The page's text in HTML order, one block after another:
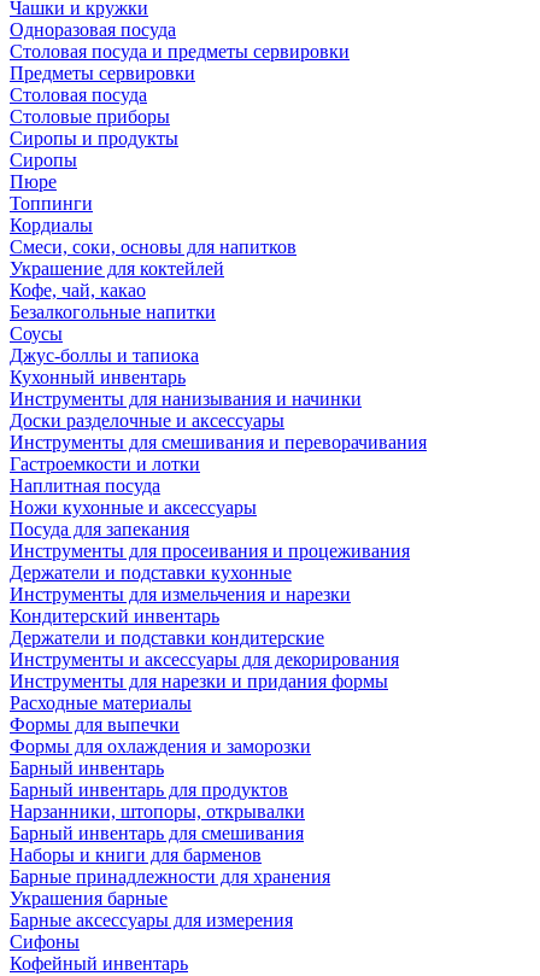
Чашки и кружки
Одноразовая посуда
Столовая посуда и предметы сервировки
Предметы сервировки
Столовая посуда
Столовые приборы
Сиропы и продукты
Сиропы
Пюре
Топпинги
Кордиалы
Смеси, соки, основы для напитков
Украшение для коктейлей
Кофе, чай, какао
Безалкогольные напитки
Соусы
Джус-боллы и тапиока
Кухонный инвентарь
Инструменты для нанизывания и начинки
Доски разделочные и аксессуары
Инструменты для смешивания и переворачивания
Гастроемкости и лотки
Наплитная посуда
Ножи кухонные и аксессуары
Посуда для запекания
Инструменты для просеивания и процеживания
Держатели и подставки кухонные
Инструменты для измельчения и нарезки
Кондитерский инвентарь
Держатели и подставки кондитерские
Инструменты и аксессуары для декорирования
Инструменты для нарезки и придания формы
Расходные материалы
Формы для выпечки
Формы для охлаждения и заморозки
Барный инвентарь
Барный инвентарь для продуктов
Нарзанники, штопоры, открывалки
Барный инвентарь для смешивания
Наборы и книги для барменов
Барные принадлежности для хранения
Украшения барные
Барные аксессуары для измерения
Сифоны
Кофейный инвентарь